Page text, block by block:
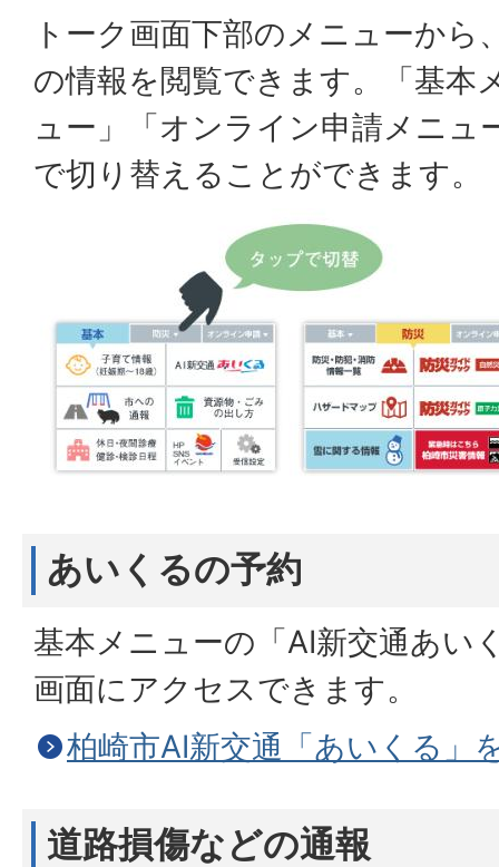
トーク画面下部のメニューから
の情報を閲覧できます。「基本
ュー」「オンライン申請メニュ
で切り替えることができます。
あいくるの予約
基本メニューの「AI新交通あい
画面にアクセスできます。
柏崎市AI新交通「あいくる」
道路損傷などの通報